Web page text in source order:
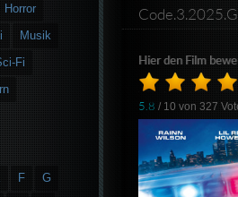
Hier den Film
5.8 / 10 von327
Horror
Musik
Fi
F
G